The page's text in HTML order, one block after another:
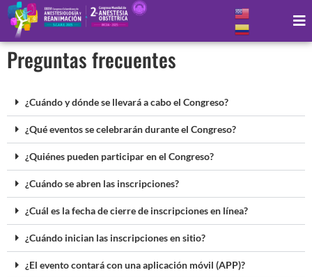
Preguntas frecuentes
¿Cuándo y dónde se llevará a cabo el Congreso?
¿Qué eventos se celebrarán durante el Congreso?
¿Quiénes pueden participar en el Congreso?
¿Cuándo se abren las inscripciones?
¿Cuál es la fecha de cierre de inscripciones en línea?
¿Cuándo inician las inscripciones en sitio?
¿El evento contará con una aplicación móvil (APP)?